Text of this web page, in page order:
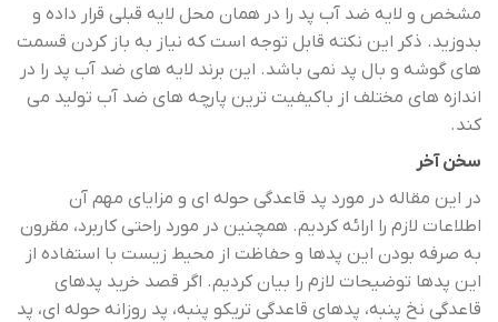
مشخص و لایه ضد آب پد را در همان محل لایه قبلی قرار داده و
بدوزید. ذکر این نکته قابل توجه است که نیاز به باز کردن قسمت
های گوشه و بال پد نمی باشد. این برند لایه های ضد آب پد را در
اندازه های مختلف از باکیفیت ترین پارچه های ضد آب تولید می
کند.
سخن آخر
در این مقاله در مورد پد قاعدگی حوله ای و مزایای مهم آن
اطلاعات لازم را ارائه کردیم. همچنین در مورد راحتی کاربرد، مقرون
به صرفه بودن این پدها و حفاظت از محیط زیست با استفاده از
این پدها توضیحات لازم را بیان کردیم. اگر قصد خرید پدهای
قاعدگی نخ پنبه، پدهای قاعدگی تریکو پنبه، پد روزانه حوله ای، پد